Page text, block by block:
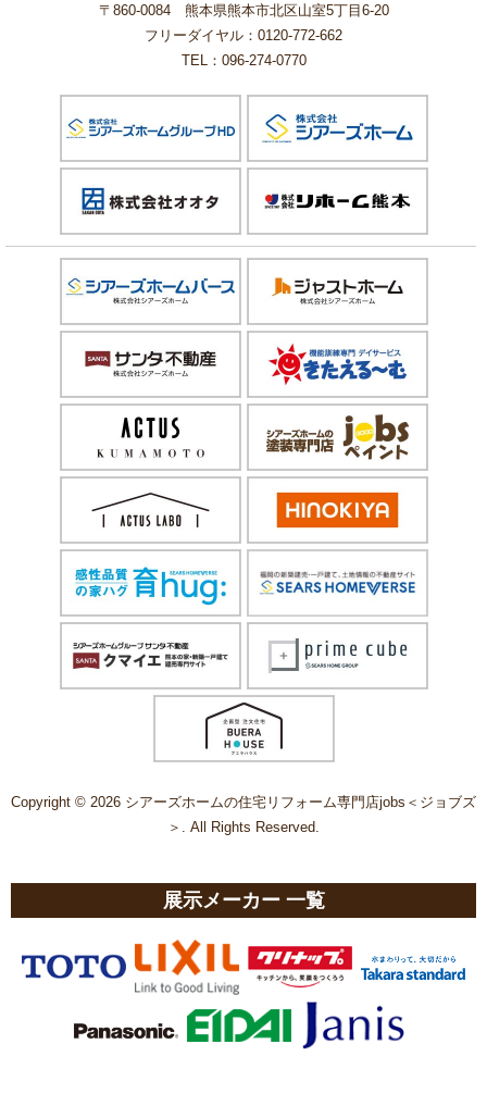
〒860-0084 熊本県熊本市北区山室5丁目6-20
フリーダイヤル：0120-772-662
TEL：096-274-0770
Copyright © 2026 シアーズホームの住宅リフォーム専門店jobs＜ジョブズ
＞. All Rights Reserved.
展示メーカー 一覧